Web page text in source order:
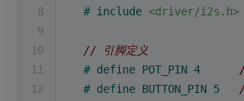
8
# include <driver/i2s.h>
9
10
// 引脚定义
11
# define POT_PIN 4
12
# define BUTTON_PIN 5